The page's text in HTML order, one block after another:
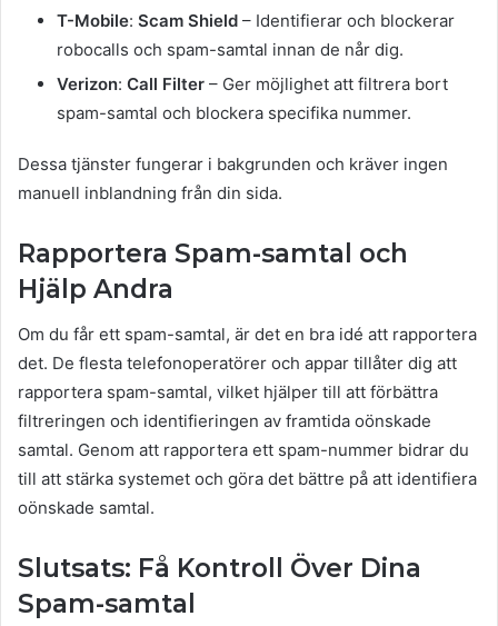
T-Mobile: Scam Shield – Identifierar och blockerar
robocalls och spam-samtal innan de når dig.
Verizon: Call Filter – Ger möjlighet att filtrera bort
spam-samtal och blockera specifika nummer.
Dessa tjänster fungerar i bakgrunden och kräver ingen
manuell inblandning från din sida.
Rapportera Spam-samtal och
Hjälp Andra
Om du får ett spam-samtal, är det en bra idé att rapportera
det. De flesta telefonoperatörer och appar tillåter dig att
rapportera spam-samtal, vilket hjälper till att förbättra
filtreringen och identifieringen av framtida oönskade
samtal. Genom att rapportera ett spam-nummer bidrar du
till att stärka systemet och göra det bättre på att identifiera
oönskade samtal.
Slutsats: Få Kontroll Över Dina
Spam-samtal